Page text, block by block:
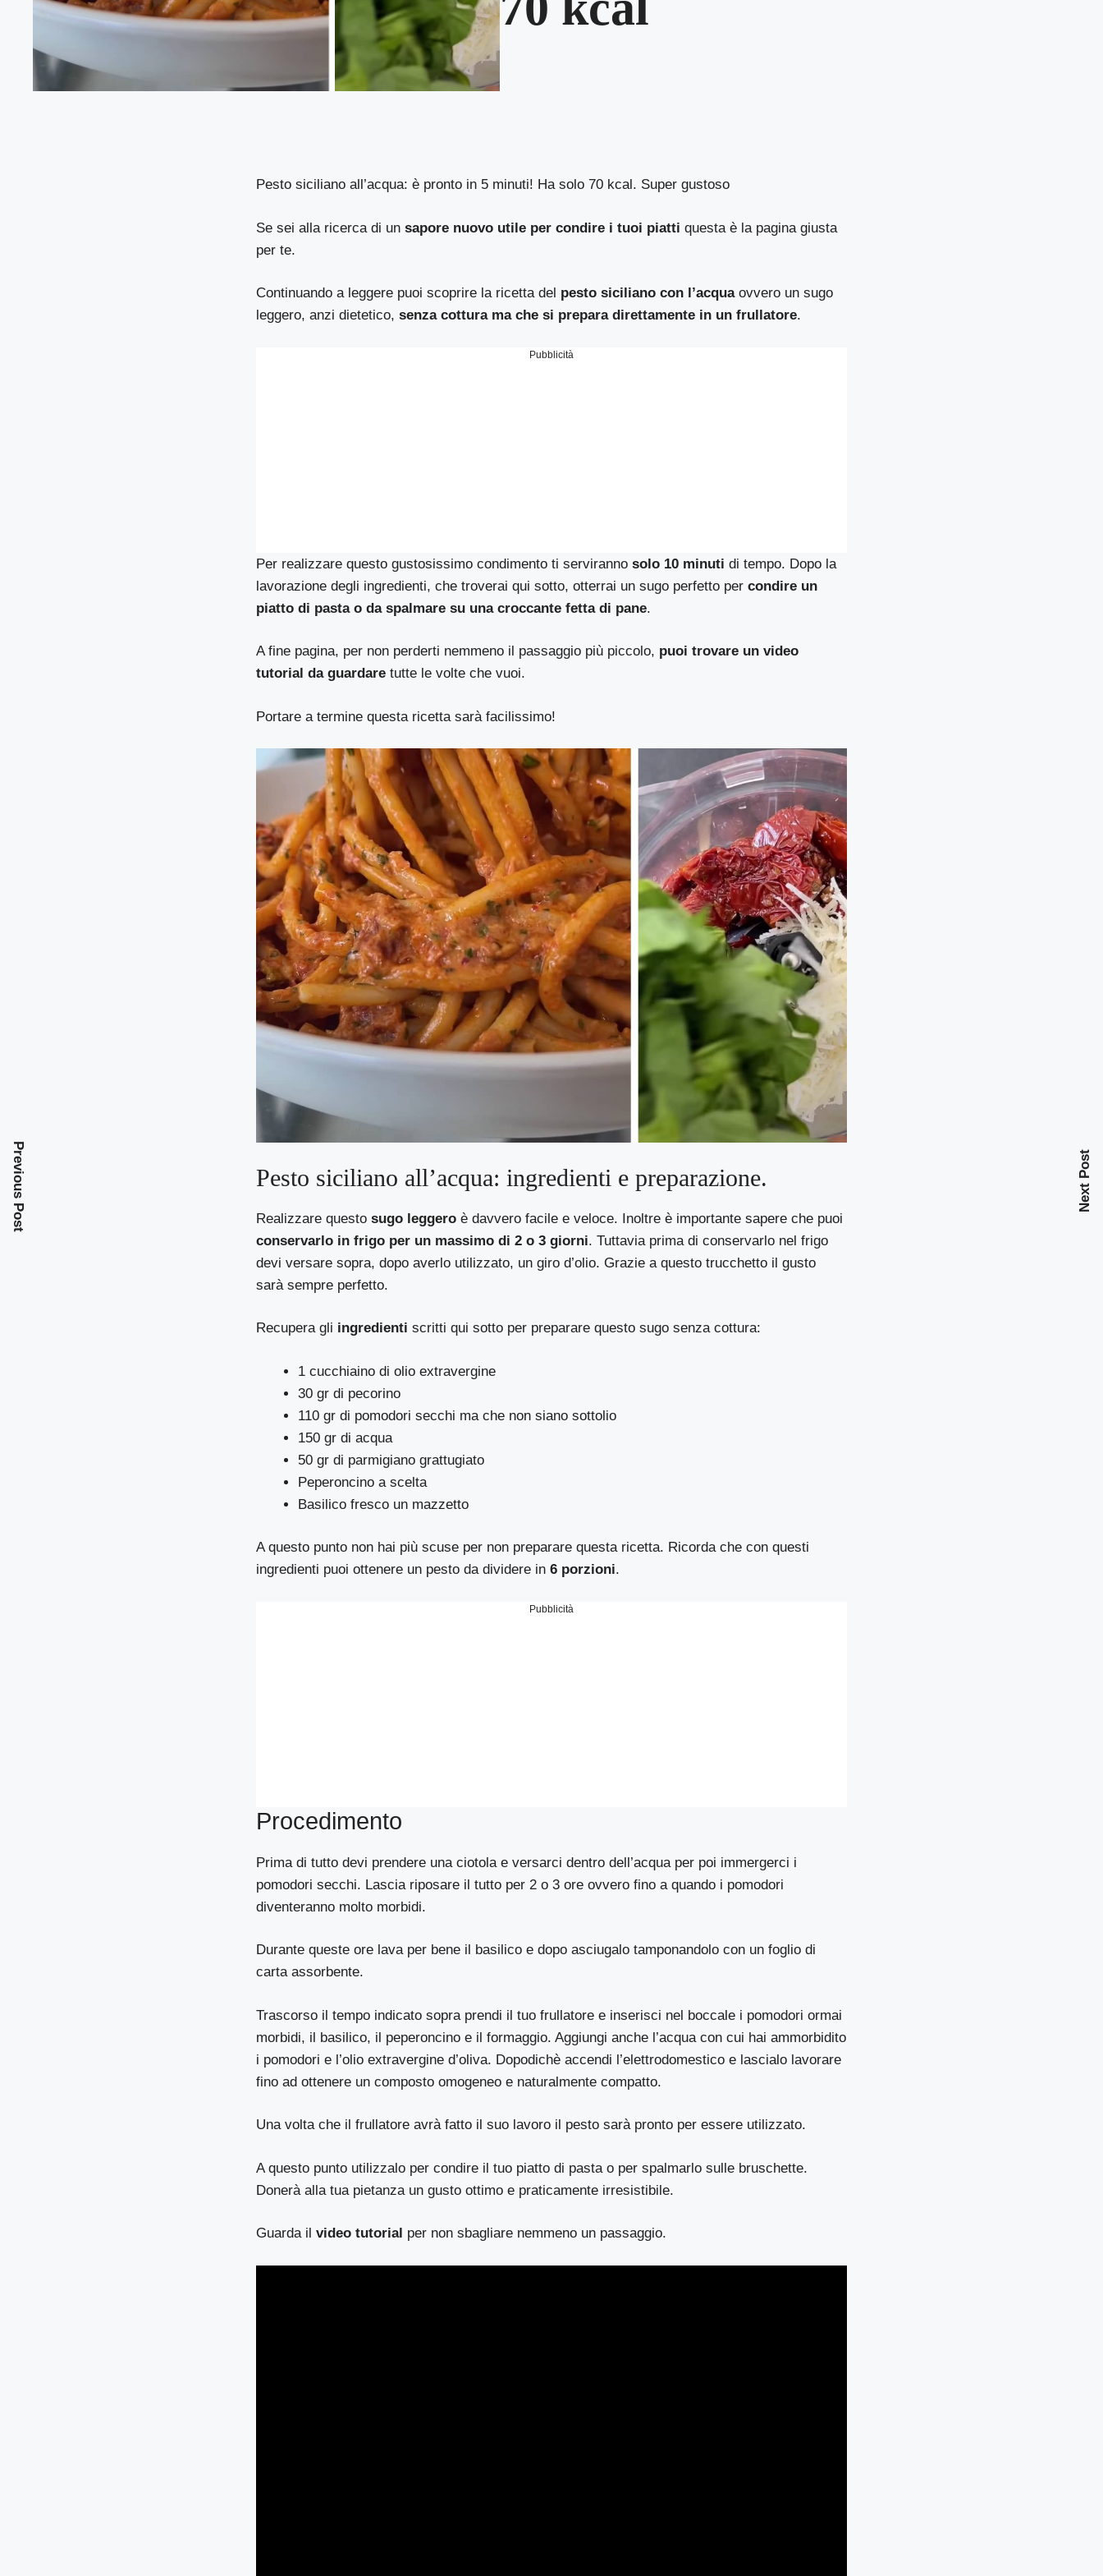
Pesto siciliano all’acqua: è pronto in 5 minuti! Ha solo 70 kcal. Super gustoso
Se sei alla ricerca di un sapore nuovo utile per condire i tuoi piatti questa è la pagina giusta
per te.
Continuando a leggere puoi scoprire la ricetta del pesto siciliano con l’acquaovvero un sugo
leggero, anzi dietetico, senza cottura ma che si prepara direttamente in un frullatore.
Pubblicità
Per realizzare questo gustosissimo condimento ti serviranno solo 10 minuti di tempo. Dopo la
lavorazione degli ingredienti, che troverai qui sotto, otterrai un sugo perfetto percondire un
piatto di pasta o da spalmare su una croccante fetta di pane.
A fine pagina, per non perderti nemmeno il passaggio più piccolo, puoi trovare un video
tutorial da guardare tutte le volte che vuoi.
Portare a termine questa ricetta sarà facilissimo!
Pesto siciliano all’acqua: ingredienti e preparazione.
Realizzare questosugo leggero è davvero facile e veloce. Inoltre è importante sapere che puoi
conservarlo in frigo per un massimo di 2 o 3 giorni. Tuttavia prima di conservarlo nel frigo
devi versare sopra, dopo averlo utilizzato, un giro d’olio. Grazie a questo trucchetto il gusto
sarà sempre perfetto.
Recupera gli ingredienti scritti qui sotto per preparare questo sugo senza cottura:
1 cucchiaino di olio extravergine
30 gr di pecorino
110 gr di pomodori secchi ma che non siano sottolio
150 gr di acqua
50 gr di parmigiano grattugiato
Peperoncino a scelta
Basilico fresco un mazzetto
A questo punto non hai più scuse per non preparare questa ricetta. Ricorda che con questi
ingredienti puoi ottenere un pesto da dividere in6 porzioni.
Pubblicità
Procedimento
Prima di tutto devi prendere una ciotola e versarci dentro dell’acqua per poi immergerci i
pomodori secchi. Lascia riposare il tutto per 2 o 3 ore ovvero fino a quando i pomodori
diventeranno molto morbidi.
Durante queste ore lava per bene il basilico e dopo asciugalo tamponandolo con un foglio di
carta assorbente.
Trascorso il tempo indicato sopra prendi il tuo frullatore e inserisci nel boccale i pomodori ormai
morbidi, il basilico, il peperoncino e il formaggio. Aggiungi anche l’acqua con cui hai ammorbidito
i pomodori e l’olio extravergine d’oliva. Dopodichè accendi l’elettrodomestico e lascialo lavorare
fino ad ottenere un composto omogeneo e naturalmente compatto.
Una volta che il frullatore avrà fatto il suo lavoro il pesto sarà pronto per essere utilizzato.
A questo punto utilizzalo per condire il tuo piatto di pasta o per spalmarlo sulle bruschette.
Donerà alla tua pietanza un gusto ottimo e praticamente irresistibile.
Guarda ilvideo tutorial per non sbagliare nemmeno un passaggio.
Previous Post Next Post